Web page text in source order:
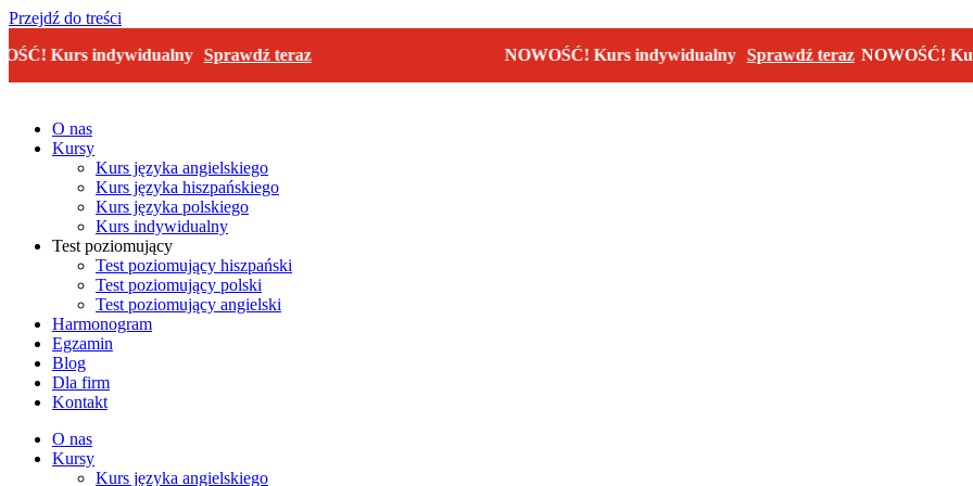
Przejdź do treści
indywidualny Sprawdź teraz NOWOŚĆ! Kurs indywidualny Sprawdź teraz NOWOŚĆ! Kurs
O nas
Kursy
Kurs języka angielskiego
Kurs języka hiszpańskiego
Kurs języka polskiego
Kurs indywidualny
Test poziomujący
Test poziomujący hiszpański
Test poziomujący polski
Test poziomujący angielski
Harmonogram
Egzamin
Blog
Dla firm
Kontakt
O nas
Kursy
Kurs języka angielskiego